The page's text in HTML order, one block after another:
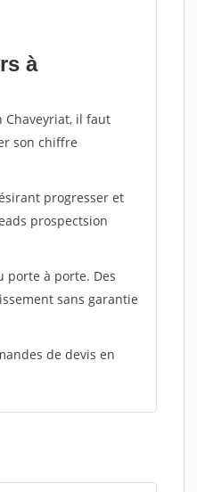
à
il faut
son chiffre
progresser et
prospectsion
porte à porte. Des
sans garantie
de devis en